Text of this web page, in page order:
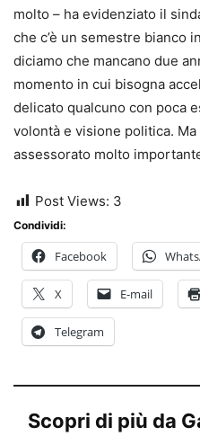
molto – ha evidenziato il
che c’è un semestre bianco
diciamo che mancano due
momento in cui bisogna
delicato qualcuno con poca
volontà e visione politica.
assessorato molto
Post Views: 3
Condividi:
Facebook
X E-mail
Telegram
Scopri di più da